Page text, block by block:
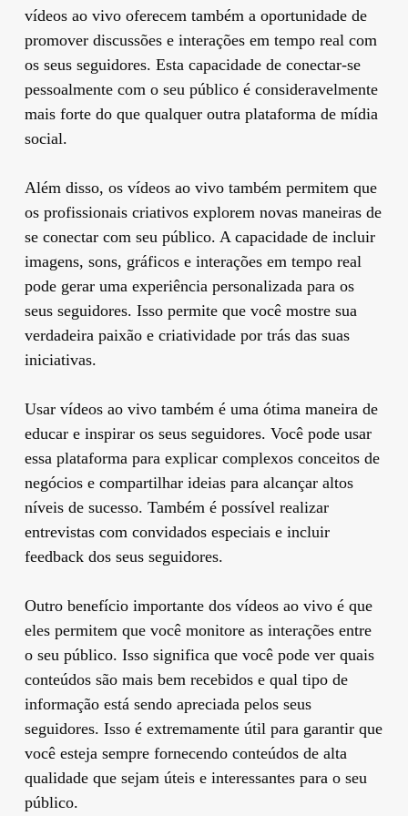
vídeos ao vivo oferecem também a oportunidade de
promover discussões e interações em tempo real com
os seus seguidores. Esta capacidade de conectar-se
pessoalmente com o seu público é consideravelmente
mais forte do que qualquer outra plataforma de mídia
social.
Além disso, os vídeos ao vivo também permitem que
os profissionais criativos explorem novas maneiras de
se conectar com seu público. A capacidade de incluir
imagens, sons, gráficos e interações em tempo real
pode gerar uma experiência personalizada para os
seus seguidores. Isso permite que você mostre sua
verdadeira paixão e criatividade por trás das suas
iniciativas.
Usar vídeos ao vivo também é uma ótima maneira de
educar e inspirar os seus seguidores. Você pode usar
essa plataforma para explicar complexos conceitos de
negócios e compartilhar ideias para alcançar altos
níveis de sucesso. Também é possível realizar
entrevistas com convidados especiais e incluir
feedback dos seus seguidores.
Outro benefício importante dos vídeos ao vivo é que
eles permitem que você monitore as interações entre
o seu público. Isso significa que você pode ver quais
conteúdos são mais bem recebidos e qual tipo de
informação está sendo apreciada pelos seus
seguidores. Isso é extremamente útil para garantir que
você esteja sempre fornecendo conteúdos de alta
qualidade que sejam úteis e interessantes para o seu
público.